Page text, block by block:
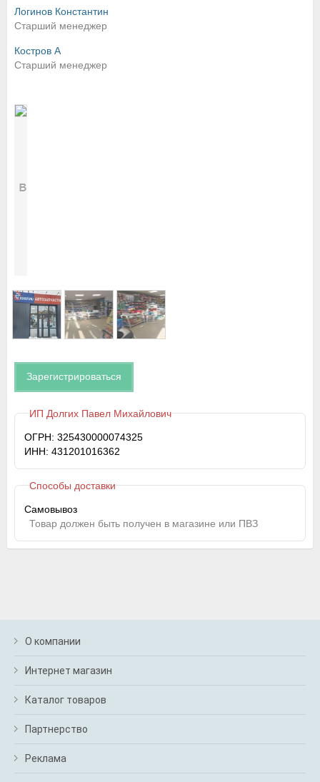
Логинов Константин
Старший менеджер
Костров А
Старший менеджер
Зарегистрироваться
ИП Долгих Павел Михайлович
ОГРН: 325430000074325
ИНН: 431201016362
Способы доставки
Самовывоз
Товар должен быть получен в магазине или ПВЗ
О компании
Интернет магазин
Каталог товаров
Партнерство
Реклама